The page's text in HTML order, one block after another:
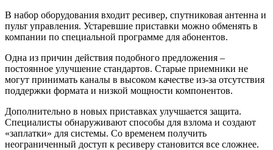
В набор оборудования входит ресивер, спутниковая антенна и
пульт управления. Устаревшие приставки можно обменять в
компании по специальной программе для абонентов.
Одна из причин действия подобного предложения –
постоянное улучшение стандартов. Старые приемники не
могут принимать каналы в высоком качестве из-за отсутствия
поддержки формата и низкой мощности компонентов.
Дополнительно в новых приставках улучшается защита.
Специалисты обнаруживают способы для взлома и создают
«заплатки» для системы. Со временем получить
неограниченный доступ к ресиверу становится все сложнее.